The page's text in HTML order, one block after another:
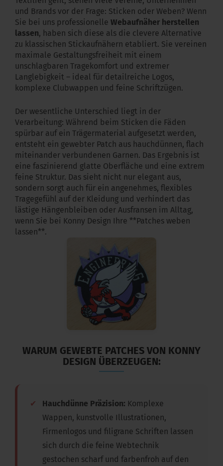
und Brands vor der Frage: Sticken oder Weben? Wenn
Sie bei uns professionelle Webaufnäher herstellen
lassen, haben sich diese als die clevere Alternative
zu klassischen Stickaufnähern etabliert. Sie vereinen
maximale Gestaltungsfreiheit mit einem
unschlagbaren Tragekomfort und extremer
Langlebigkeit – ideal für detailreiche Logos,
komplexe Clubwappen und feine Schriftzügen.
Der wesentliche Unterschied liegt in der
Verarbeitung: Während beim Sticken die Fäden
spürbar auf ein Trägermaterial aufgesetzt werden,
entsteht ein gewebter Patch aus hauchdünnen, flach
miteinander verbundenen Garnen. Das Ergebnis ist
eine faszinierend glatte Oberfläche und eine extrem
feine Struktur. Das sieht nicht nur elegant aus,
sondern sorgt auch für ein angenehmes, flexibles
Tragegefühl auf der Kleidung und verhindert das
lästige Hängenbleiben oder Ausfransen im Alltag,
wenn Sie bei Konny Design Ihre **Patches weben
lassen**.
WARUM GEWEBTE PATCHES VON KONNY
DESIGN ÜBERZEUGEN:
✔ Hauchdünne Präzision: Komplexe
Wappen, kunstvolle Illustrationen,
Firmenlogos und filigrane Schriften lassen
sich durch die feine Webtechnik
gestochen scharf und farbenfroh auf den